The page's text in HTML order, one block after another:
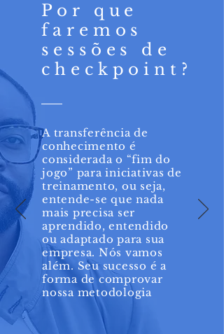
Por que
faremos
sessões de
checkpoint?
A transferência de
conhecimento é
considerada o “fim do
jogo” para iniciativas de
treinamento, ou seja,
entende-se que nada
mais precisa ser
aprendido, entendido
ou adaptado para sua
empresa. Nós vamos
além. Seu sucesso é a
forma de comprovar
nossa metodologia